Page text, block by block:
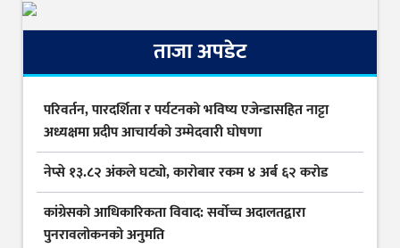
ताजा अपडेट
परिवर्तन, पारदर्शिता र पर्यटनको भविष्य एजेन्डासहित नाट्टा
अध्यक्षमा प्रदीप आचार्यको उम्मेदवारी घोषणा
नेप्से १३.८२ अंकले घट्यो, कारोबार रकम ४ अर्ब ६२ करोड
कांग्रेसको आधिकारिकता विवाद: सर्वोच्च अदालतद्वारा
पुनरावलोकनको अनुमति